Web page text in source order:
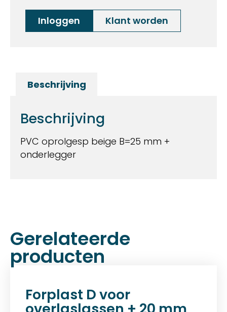
Inloggen
Klant worden
Beschrijving
Beschrijving
PVC oprolgesp beige B=25 mm +
onderlegger
Gerelateerde
producten
Forplast D voor